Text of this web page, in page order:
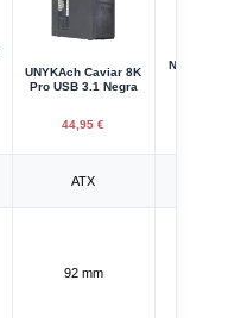
UNYKAch Caviar 8K
Pro USB 3.1 Negra
44,95 €
Nox
ATX
92 mm